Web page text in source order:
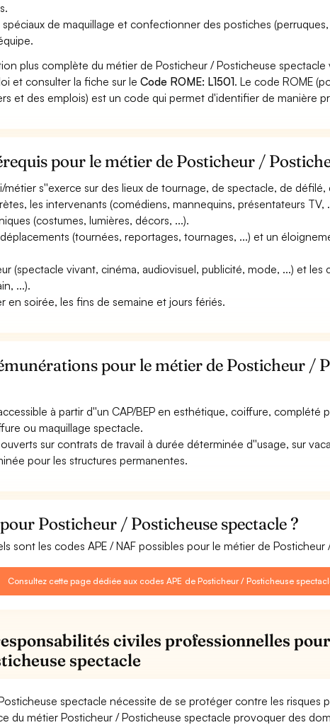
de maquillage et confectionner des postiches
plus complète du métier de Posticheur / Posticheuse
et consulter la fiche sur leCode ROME: L1501. Le code ROME
et des emplois) est un code qui permet d'identifier de manière
pour le métier de Posticheur /
métier s''exerce sur des lieux de tournage, de spectacle, de
les intervenants (comédiens, mannequins, présentateurs
(costumes, lumières, décors, ...).
(tournées, reportages, tournages, ...) et un
(spectacle vivant, cinéma, audiovisuel, publicité, mode, ...) et les
...).
en soirée, les fins de semaine et jours fériés.
pour le métier de Posticheur /
à partir d''un CAP/BEP en esthétique, coiffure, complété
ou maquillage spectacle.
sur contrats de travail à durée déterminée d''usage, sur
pour les structures permanentes.
Posticheur / Posticheuse spectacle ?
sont les codes APE / NAF possibles pour le métier de
Consultez cette page dédiée aux codes APE de Posticheur / Posticheuse
civiles professionnelles
spectacle
spectacle nécessite de se protéger contre les risques
du métier Posticheur / Posticheuse spectacle provoquer des